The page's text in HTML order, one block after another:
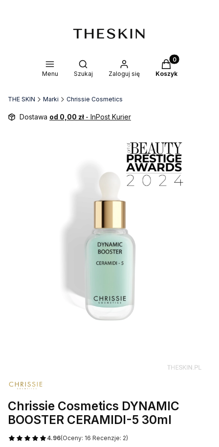
Menu
Otwórz wyszukiwarkę
Szukaj Zaloguj się
Produkty w
Koszyk
THE SKIN Marki Chrissie Cosmetics
Dostawa od 0,00 zł - InPost Kurier
Chrissie Cosmetics DYNAMIC
BOOSTER CERAMIDI-5 30ml
4.96(Oceny: 16 Recenzje: 2)